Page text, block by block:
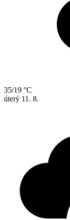
35/19 °C
úterý 11. 8.